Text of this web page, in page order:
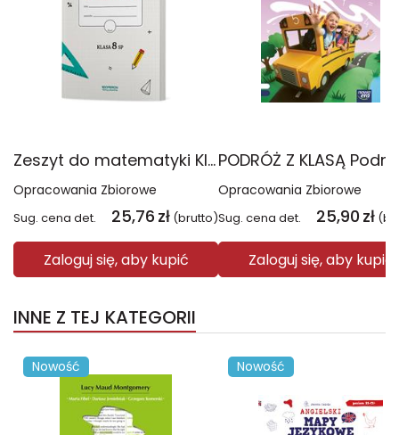
Zeszyt do matematyki Klasa 8 SP Notatki z lekcji
Opracowania Zbiorowe
Sug. cena det. 25,76 zł (brutto)
Zaloguj się, aby kupić
Opracowania Zbiorowe
Sug. cena det. 25,90 zł
Zaloguj się, aby kupić
INNE Z TEJ KATEGORII
Nowość Nowość